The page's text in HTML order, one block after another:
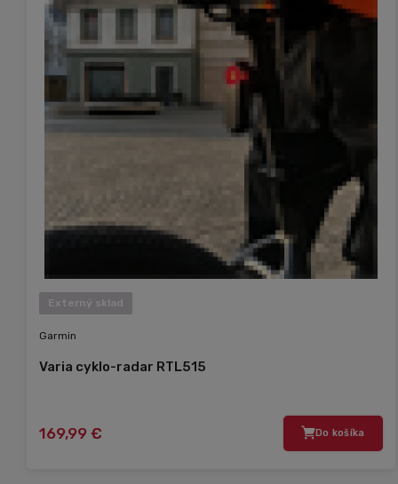
Externý sklad
Garmin
Varia cyklo-radar RTL515
169,99 € Do košíka